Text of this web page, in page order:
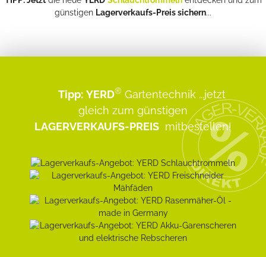
günstigen Lagerverkaufs-Preis sichern...
Tipp: YERD® Gartentechnik ...jetzt
gleich zum günstigen
LAGERVERKAUFS-PREIS mitbestellen!